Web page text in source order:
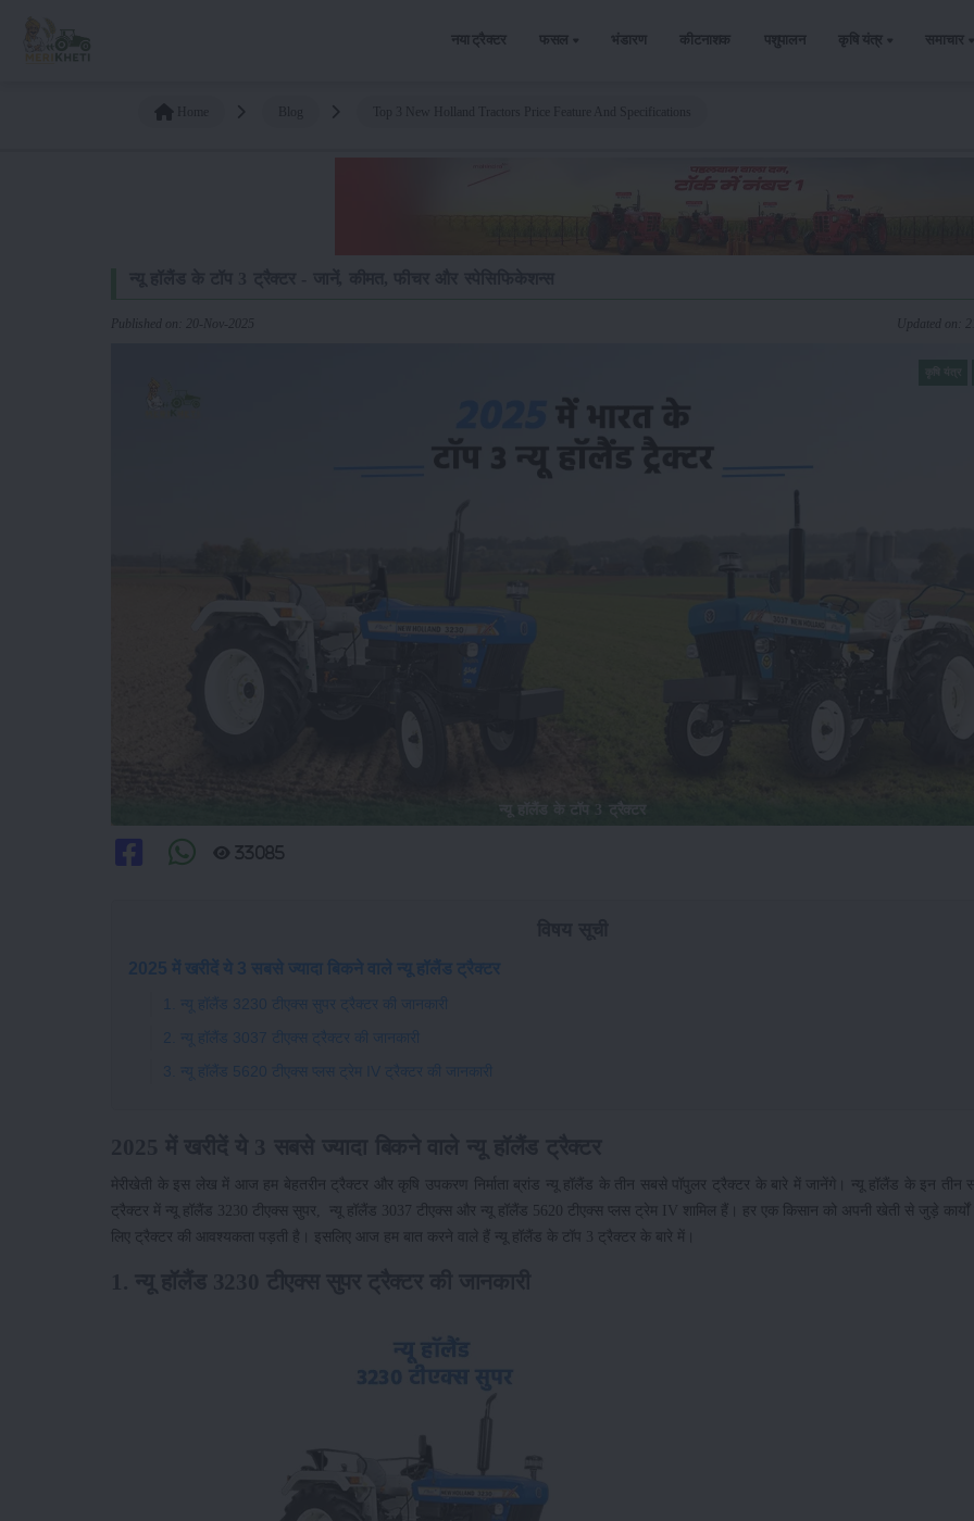
नया ट्रैक्टर फसल भंडारण कीटनाशक पशुपालन कृषि यंत्र समाचार
Published on: 20-Nov-2025 Updated on:
33085
2025 में खरीदें ये 3 सबसे ज्यादा बिकने वाले न्यू हॉलैंड ट्रैक्टर
1. न्यू हॉलैंड 3230 टीएक्स सुपर ट्रैक्टर की जानकारी
2. न्यू हॉलैंड 3037 टीएक्स ट्रैक्टर की जानकारी
3. न्यू हॉलैंड 5620 टीएक्स प्लस ट्रेम IV ट्रैक्टर की जानकारी
मेरीखेती के इस लेख में आज हम बेहतरीन ट्रैक्टर और कृषि उपकरण निर्माता ब्रांड न्यू हॉलैंड के तीन सबसे पॉपुलर ट्रैक्टर के बारे में जानेंगे। न्यू हॉलैंड के इन तीन
ट्रैक्टर में न्यू हॉलैंड 3230 टीएक्स सुपर, न्यू हॉलैंड 3037 टीएक्स और न्यू हॉलैंड 5620 टीएक्स प्लस ट्रेम IV शामिल हैं। हर एक किसान को अपनी खेती से जुड़े
लिए ट्रैक्टर की आवश्यकता पड़ती है। इसलिए आज हम बात करने वाले हैं न्यू हॉलैंड के टॉप 3 ट्रैक्टर के बारे में।